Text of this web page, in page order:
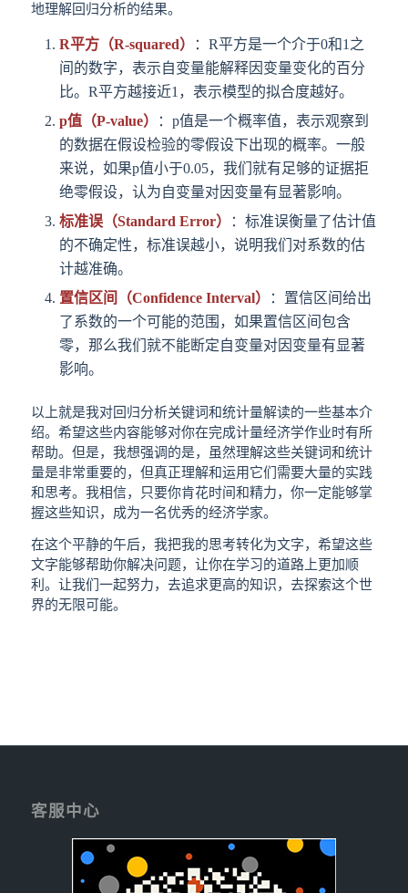
地理解回归分析的结果。
R平方（R-squared）
：R平方是一个介于0和1之
间的数字，表示自变量能解释因变量变化的百分
比。R平方越接近1，表示模型的拟合度越好。
p值（P-value）
：p值是一个概率值，表示观察到
的数据在假设检验的零假设下出现的概率。一般
来说，如果p值小于0.05，我们就有足够的证据拒
绝零假设，认为自变量对因变量有显著影响。
标准误（Standard Error）
：标准误衡量了估计值
的不确定性，标准误越小，说明我们对系数的估
计越准确。
置信区间（Confidence Interval）
：置信区间给出
了系数的一个可能的范围，如果置信区间包含
零，那么我们就不能断定自变量对因变量有显著
影响。
以上就是我对回归分析关键词和统计量解读的一些基本介
绍。希望这些内容能够对你在完成计量经济学作业时有所
帮助。但是，我想强调的是，虽然理解这些关键词和统计
量是非常重要的，但真正理解和运用它们需要大量的实践
和思考。我相信，只要你肯花时间和精力，你一定能够掌
握这些知识，成为一名优秀的经济学家。
在这个平静的午后，我把我的思考转化为文字，希望这些
文字能够帮助你解决问题，让你在学习的道路上更加顺
利。让我们一起努力，去追求更高的知识，去探索这个世
界的无限可能。
客服中心